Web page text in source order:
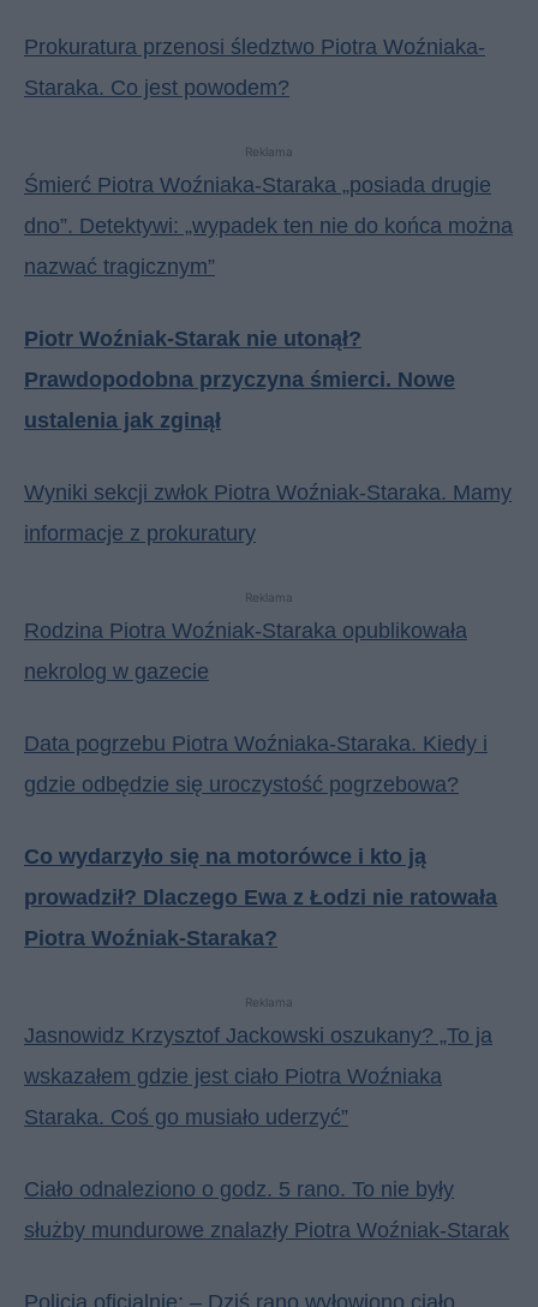
Prokuratura przenosi śledztwo Piotra Woźniaka-
Staraka. Co jest powodem?
Reklama
Śmierć Piotra Woźniaka-Staraka „posiada drugie
dno”. Detektywi: „wypadek ten nie do końca można
nazwać tragicznym”
Piotr Woźniak-Starak nie utonął?
Prawdopodobna przyczyna śmierci. Nowe
ustalenia jak zginął
Wyniki sekcji zwłok Piotra Woźniak-Staraka. Mamy
informacje z prokuratury
Reklama
Rodzina Piotra Woźniak-Staraka opublikowała
nekrolog w gazecie
Data pogrzebu Piotra Woźniaka-Staraka. Kiedy i
gdzie odbędzie się uroczystość pogrzebowa?
Co wydarzyło się na motorówce i kto ją
prowadził? Dlaczego Ewa z Łodzi nie ratowała
Piotra Woźniak-Staraka?
Reklama
Jasnowidz Krzysztof Jackowski oszukany? „To ja
wskazałem gdzie jest ciało Piotra Woźniaka
Staraka. Coś go musiało uderzyć”
Ciało odnaleziono o godz. 5 rano. To nie były
służby mundurowe znalazły Piotra Woźniak-Starak
Policja oficjalnie: – Dziś rano wyłowiono ciało